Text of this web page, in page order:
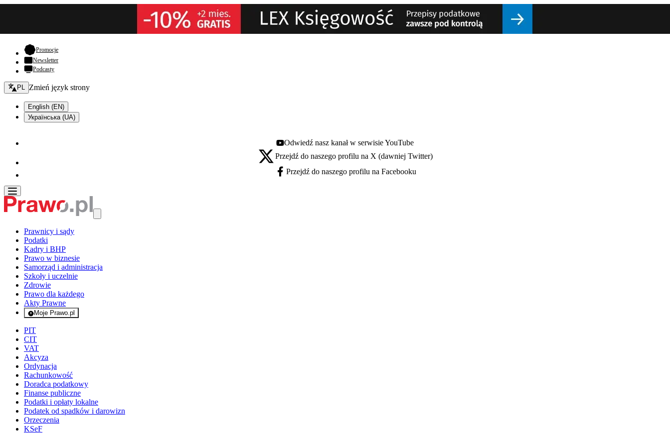
Promocje- otwiera się w nowej karcie
Newsletter
Podcasty
Zmień język - bieżący:
PL Zmień język strony
English (EN)
Українська (UA)
Youtube - otwiera się w nowej karcie
Odwiedź nasz kanał w serwisie YouTube
X - otwiera się w nowej karcie
Przejdź do naszego profilu na X (dawniej Twitter)
Facebook - otwiera się w nowej karcie
Przejdź do naszego profilu na Facebooku
Prawnicy i sądy
Podatki
Kadry i BHP
Prawo w biznesie
Samorząd i administracja
Szkoły i uczelnie
Zdrowie
Prawo dla każdego
Akty Prawne
Moje Prawo.pl
- rejestracja i logowanie do serwisu
PIT
CIT
VAT
Akcyza
Ordynacja
Rachunkowość
Doradca podatkowy
Finanse publiczne
Podatki i opłaty lokalne
Podatek od spadków i darowizn
Orzeczenia
KSeF